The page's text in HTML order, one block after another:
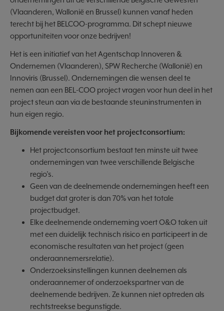
(Vlaanderen, Wallonië en Brussel) kunnen vanaf heden
terecht bij het BELCOO-programma. Dit schept nieuwe
opportuniteiten voor onze bedrijven!
Het is een initiatief van het Agentschap Innoveren &
Ondernemen (Vlaanderen), SPW Recherche (Wallonië) en
Innoviris (Brussel). Ondernemingen die wensen deel te
nemen aan een BEL-COO project vragen voor hun deel in het
project steun aan via de bestaande steuninstrumenten in
hun eigen regio.
Bijkomende vereisten voor het projectconsortium:
Het projectconsortium bestaat ten minste uit twee
ondernemingen van twee verschillende Belgische
regio’s.
Geen van de deelnemende ondernemingen heeft een
budget dat groter is dan 70% van het totale
projectbudget.
Elke deelnemende onderneming voert O&O taken uit
met een duidelijk technisch risico en participeert in de
economische resultaten van het project (geen
onderaannemersrelatie).
Onderzoeksinstellingen kunnen deelnemen als
onderaannemer of onderzoekspartner van de
deelnemende bedrijven. Ze kunnen niet optreden als
rechtstreekse begunstigde.